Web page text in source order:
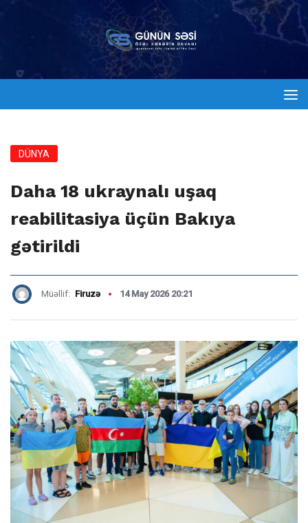
DÜNYA
Daha 18 ukraynalı uşaq
reabilitasiya üçün Bakıya
gətirildi
Müəllif: Firuzə 14 May 2026 20:21